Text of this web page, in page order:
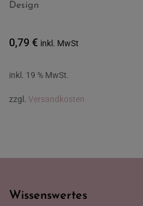
Design
0,79 € inkl. MwSt
inkl. 19 % MwSt.
zzgl. Versandkosten
Wissenswertes